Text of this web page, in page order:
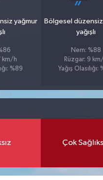
yağmur
km/h
%89
Bölgesel
yağışlı
Nem: %88
Rüzgar: 9
Yağış Olasılığı:
Çok